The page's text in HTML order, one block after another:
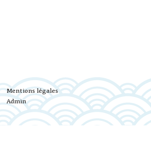
Mentions légales
Admin